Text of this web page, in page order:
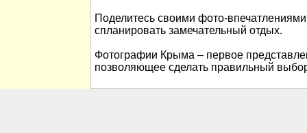
Поделитесь своими фото-
спланировать замечательный отдых.
Фотографии Крыма – первое
позволяющее сделать правильный